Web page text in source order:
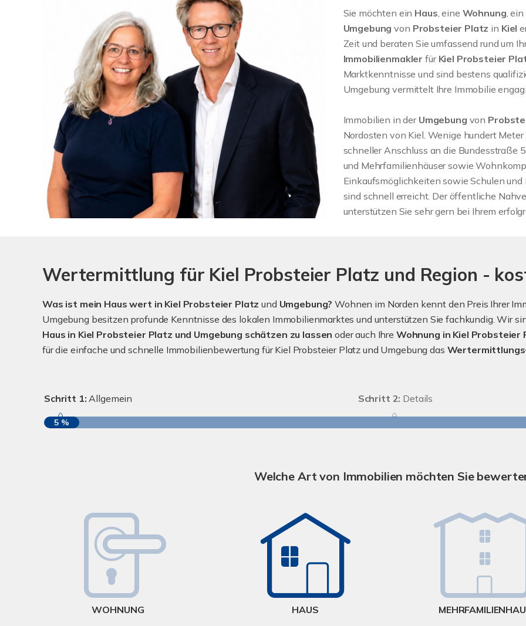
Sie möchten ein Haus, eine Wohnung, ein
Umgebungvon Probsteier Platz in Kiel
Zeit und beraten Sie umfassend rund um
Immobilienmaklerfür Kiel Probsteier
Marktkenntnisse und sind bestens
Umgebung vermittelt Ihre Immobilie
Immobilien in der Umgebung von
Nordosten von Kiel. Wenige hundert
schneller Anschluss an die Bundesstraße
und Mehrfamilienhäuser sowie
Einkaufsmöglichkeiten sowie Schulen
sind schnell erreicht. Der öffentliche
unterstützen Sie sehr gern bei Ihrem
Wertermittlung für Kiel Probsteier Platz und Region -
Was ist mein Haus wert in Kiel Probsteier Platzund Umgebung? Wohnen im Norden kennt den Preis Ihrer
Umgebung besitzen profunde Kenntnisse des lokalen Immobilienmarktes und unterstützen Sie fachkundig. Wir
Haus in Kiel Probsteier Platz und Umgebung schätzen zu lassen oder auch Ihre Wohnung in Kiel Probsteier
für die einfache und schnelle Immobilienbewertung für Kiel Probsteier Platz und Umgebung das
Schritt 1: Allgemein Schritt 2: Details
5 %
Welche Art von Immobilien möchten Sie
WOHNUNG HAUS